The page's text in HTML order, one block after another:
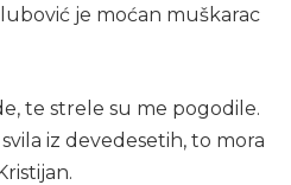
je moćan muškarac
te strele su me pogodile.
iz devedesetih, to mora